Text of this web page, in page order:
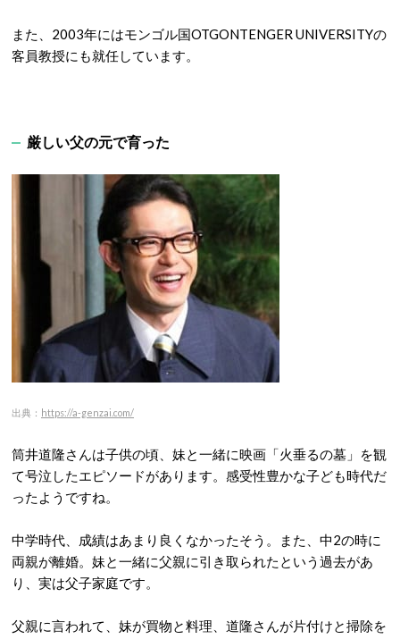
また、2003年にはモンゴル国OTGONTENGER UNIVERSITYの
客員教授にも就任しています。
厳しい父の元で育った
出典： https://a-genzai.com/
筒井道隆さんは子供の頃、妹と一緒に映画「火垂るの墓」を観
て号泣したエピソードがあります。感受性豊かな子ども時代だ
ったようですね。
中学時代、成績はあまり良くなかったそう。また、中2の時に
両親が離婚。妹と一緒に父親に引き取られたという過去があ
り、実は父子家庭です。
父親に言われて、妹が買物と料理、道隆さんが片付けと掃除を